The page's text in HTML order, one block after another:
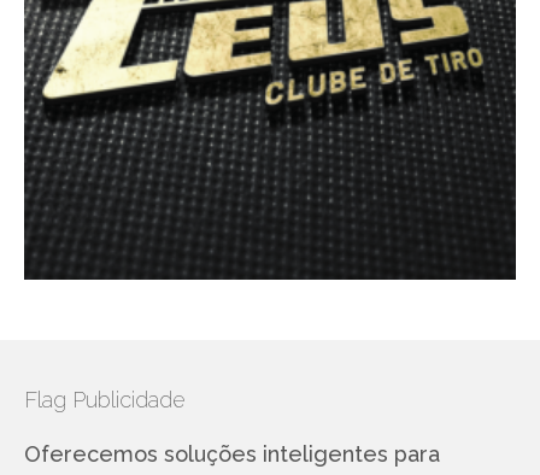
Flag Publicidade
Oferecemos soluções inteligentes para